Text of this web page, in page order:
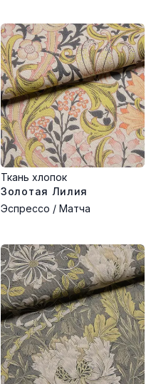
Ткань хлопок
Золотая Лилия
Эспрессо / Матча